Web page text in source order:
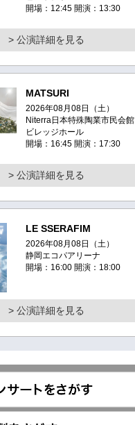
開場：12:45 開演：13:30
> 公演詳細を見る
MATSURI
2026年08月08日（土）
Niterra日本特殊陶業市民会館
ビレッジホール
開場：16:45 開演：17:30
> 公演詳細を見る
LE SSERAFIM
2026年08月08日（土）
静岡エコパアリーナ
開場：16:00 開演：18:00
> 公演詳細を見る